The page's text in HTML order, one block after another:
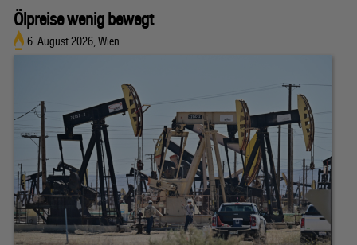
Ölpreise wenig bewegt
6. August 2026, Wien